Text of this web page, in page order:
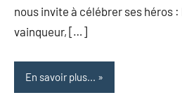
nous invite à célébrer ses héros :
vainqueur, […]
En savoir plus...